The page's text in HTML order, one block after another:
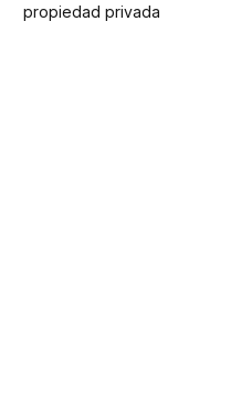
propiedad privada